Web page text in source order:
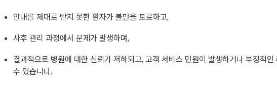
안내를 제대로 받지 못한 환자가 불만을 토로하고,
사후 관리 과정에서 문제가 발생하며,
결과적으로 병원에 대한 신뢰가 저하되고, 고객 서비스 민원이 발생하거나 부정적인
수 있습니다.